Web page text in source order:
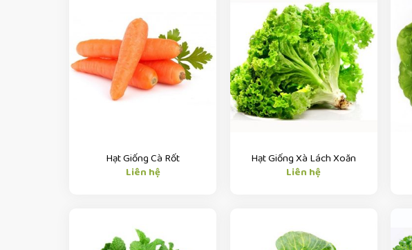
Hạt Giống Cà Rốt
Liên hệ
Hạt Giống Xà Lách Xoăn
Liên hệ